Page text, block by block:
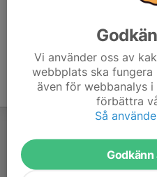
Vi använder oss av
webbplats ska
även för webbanalys
förbättra
Så
Godkänn